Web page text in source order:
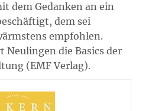
dem Gedanken an ein
dem sei
empfohlen.
Neulingen die Basics der
(EMF Verlag).